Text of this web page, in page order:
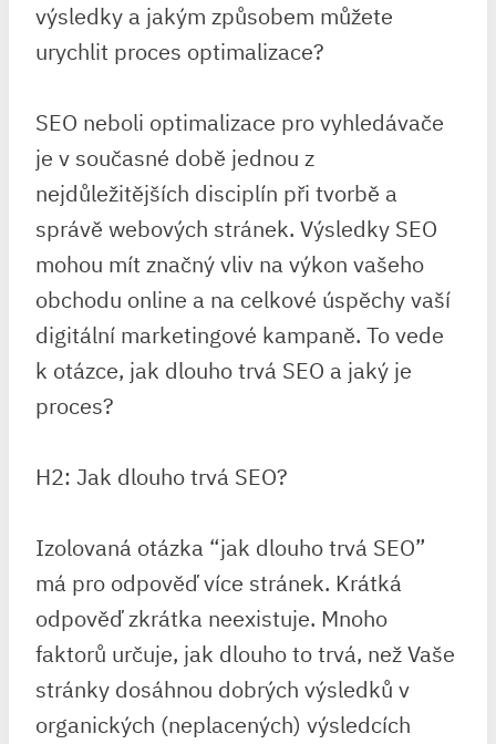
výsledky a jakým způsobem můžete
urychlit proces optimalizace?
SEO neboli optimalizace pro vyhledávače
je v současné době jednou z
nejdůležitějších disciplín při tvorbě a
správě webových stránek. Výsledky SEO
mohou mít značný vliv na výkon vašeho
obchodu online a na celkové úspěchy vaší
digitální marketingové kampaně. To vede
k otázce, jak dlouho trvá SEO a jaký je
proces?
H2: Jak dlouho trvá SEO?
Izolovaná otázka “jak dlouho trvá SEO”
má pro odpověď více stránek. Krátká
odpověď zkrátka neexistuje. Mnoho
faktorů určuje, jak dlouho to trvá, než Vaše
stránky dosáhnou dobrých výsledků v
organických (neplacených) výsledcích